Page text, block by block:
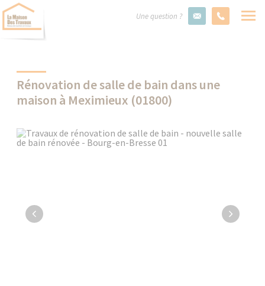
Une question ?
Rénovation de salle de bain dans une
maison à Meximieux (01800)